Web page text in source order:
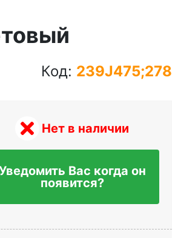
Код: 239J475;278
Нет в наличии
Вас когда он
появится?